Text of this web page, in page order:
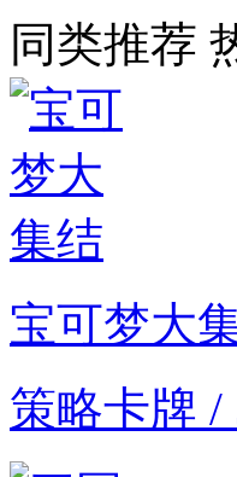
同类推荐
宝可梦大
策略卡牌 /